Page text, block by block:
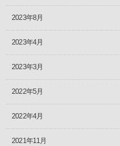
2023年8月
2023年4月
2023年3月
2022年5月
2022年4月
2021年11月